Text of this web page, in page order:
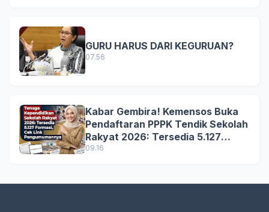
GURU HARUS DARI KEGURUAN?
07.56
Kabar Gembira! Kemensos Buka
Pendaftaran PPPK Tendik Sekolah
Rakyat 2026: Tersedia 5.127
Formasi, Simak Syarat dan
09.16